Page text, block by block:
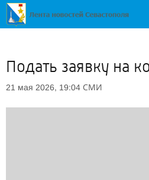
Подать заявку на
21 мая 2026, 19:04 СМИ